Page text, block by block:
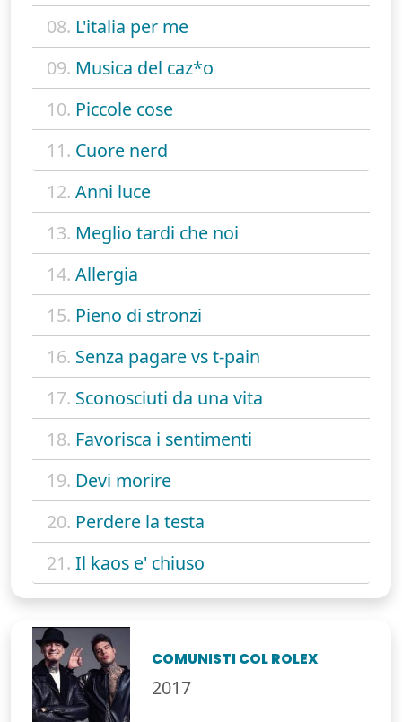
08. L'italia per me
09. Musica del caz*o
10. Piccole cose
11. Cuore nerd
12. Anni luce
13. Meglio tardi che noi
14. Allergia
15. Pieno di stronzi
16. Senza pagare vs t-pain
17. Sconosciuti da una vita
18. Favorisca i sentimenti
19. Devi morire
20. Perdere la testa
21. Il kaos e' chiuso
COMUNISTI COL ROLEX
2017